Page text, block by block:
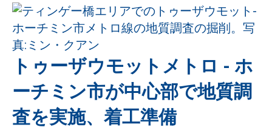
トゥーザウモットメトロ - ホ
ーチミン市が中心部で地質調
査を実施、着工準備